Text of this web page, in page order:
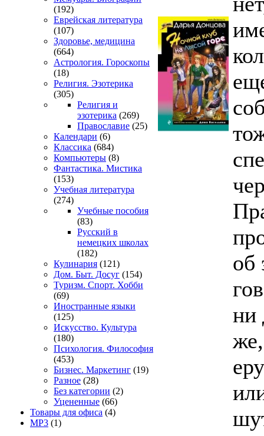
(192)
Еврейская литература
(107)
Здоровье, медицина
(664)
Астрология. Гороскопы
(18)
Религия. Эзотерика
(305)
Религия и
эзотерика (269)
Православие (25)
Календари (6)
Классика (684)
Компьютеры (8)
Фантастика. Мистика
(153)
Учебная литература
(274)
Учебные пособия
(83)
Русский в
немецких школах
(182)
Кулинария (121)
Дом. Быт. Досуг (154)
Туризм. Спорт. Хобби
(69)
Иностранные языки
(125)
Искусство. Культура
(180)
Психология. Философия
(453)
Бизнес. Маркетинг (19)
Разное (28)
Без категории (2)
Уцененные (66)
Товары для офиса (4)
MP3 (1)
об
ни